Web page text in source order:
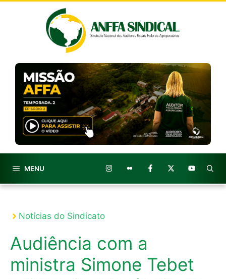
MENU
Notícias do Sindicato
Audiência com a
ministra Simone Tebet